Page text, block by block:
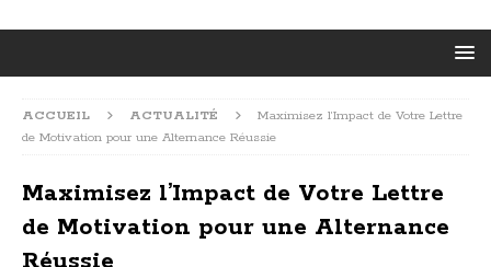
ACCUEIL ACTUALITÉ
Maximisez l’Impact de Votre Lettre
de Motivation pour une Alternance Réussie
Maximisez l’Impact de Votre Lettre
de Motivation pour une Alternance